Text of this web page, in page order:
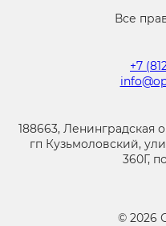
Все
+7
188663, Ленинградская
гп Кузьмоловский,
360Г,
© 2026